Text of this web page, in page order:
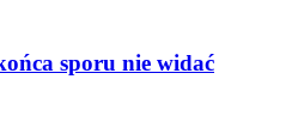
sporu nie widać